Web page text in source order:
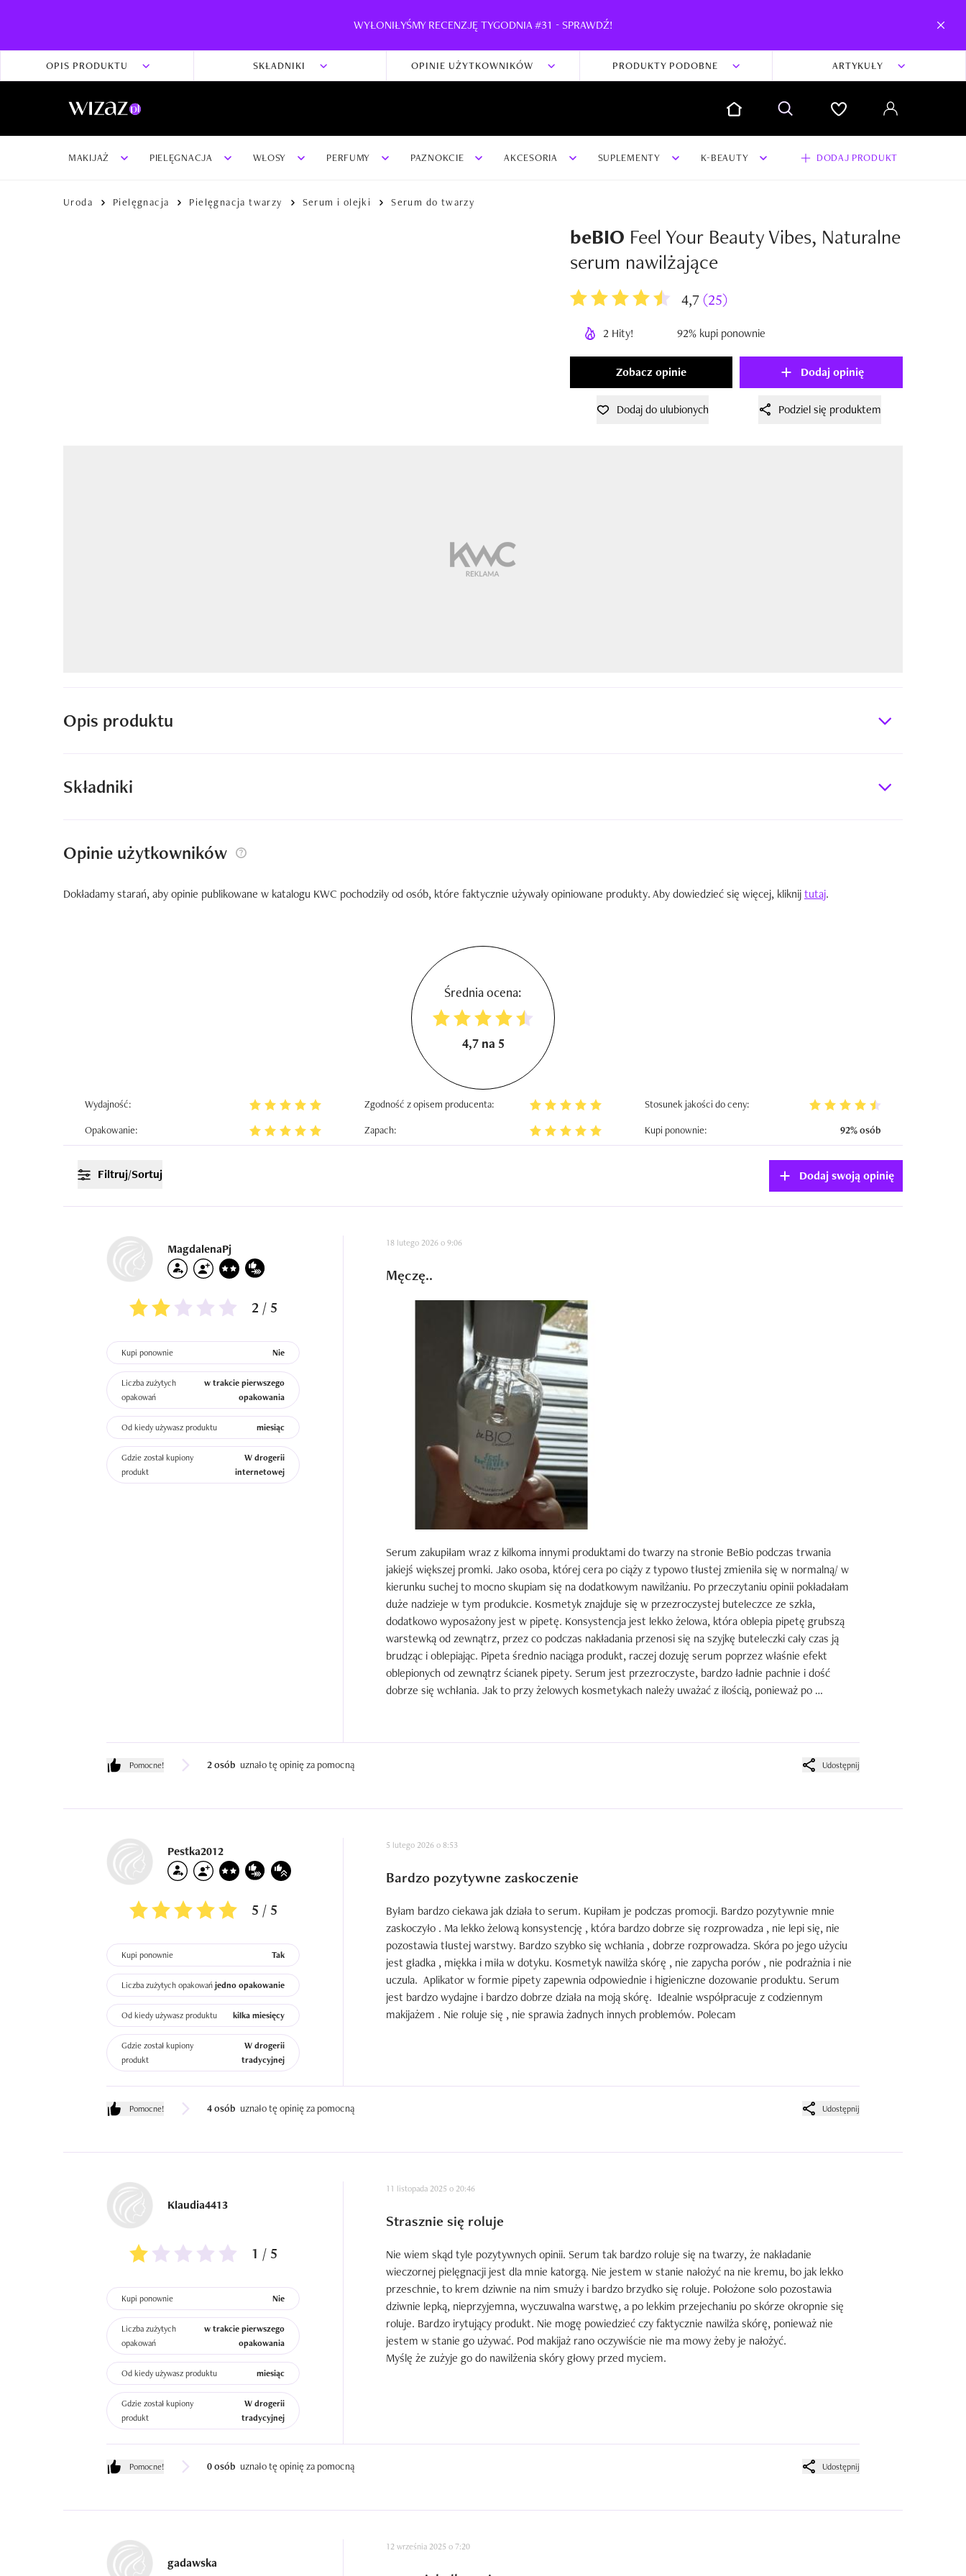
WYŁONIŁYŚMY RECENZJĘ TYGODNIA #31 - SPRAWDŹ!
OPIS PRODUKTU SKŁADNIKI OPINIE UŻYTKOWNIKÓW PRODUKTY PODOBNE ARTYKUŁY
MAKIJAŻ PIELĘGNACJA WŁOSY PERFUMY PAZNOKCIE AKCESORIA SUPLEMENTY K-BEAUTY DODAJ PRODUKT
Uroda Pielęgnacja Pielęgnacja twarzy Serum i olejki Serum do twarzy
dodaj swoją opinię i zdjęcia do produktu
beBIO Feel Your Beauty Vibes, Naturalne
serum nawilżające
4,7(25)
2 Hity! 92% kupi ponownie
Zobacz opinie Dodaj opinię
Dodaj do ulubionych Podziel się produktem
Opis produktu
Składniki
Opinie użytkowników
Dokładamy starań, aby opinie publikowane w katalogu KWC pochodziły od osób, które faktycznie używały opiniowane produkty. Aby dowiedzieć się więcej, kliknijtutaj.
Średnia ocena:
4,7 na 5
Wydajność: Zgodność z opisem producenta:
Stosunek jakości do ceny:
Opakowanie:
Zapach: Kupi ponownie: 92% osób
Dodaj swoją opinię
Filtruj/Sortuj
MagdalenaPj
2 / 5
Kupi ponownie Nie
Liczba zużytych
opakowań
w trakcie pierwszego
opakowania
Od kiedy używasz produktu miesiąc
Gdzie został kupiony
produkt
W drogerii
internetowej
18 lutego 2026 o 9:06
Męczę..
Serum zakupiłam wraz z kilkoma innymi produktami do twarzy na stronie BeBio podczas trwania
jakiejś większej promki. Jako osoba, której cera po ciąży z typowo tłustej zmieniła się w normalną/ w
kierunku suchej to mocno skupiam się na dodatkowym nawilżaniu. Po przeczytaniu opinii pokładałam
duże nadzieje w tym produkcie. Kosmetyk znajduje się w przezroczystej buteleczce ze szkła,
dodatkowo wyposażony jest w pipetę. Konsystencja jest lekko żelowa, która oblepia pipetę grubszą
warstewką od zewnątrz, przez co podczas nakładania przenosi się na szyjkę buteleczki cały czas ją
brudząc i oblepiając. Pipeta średnio naciąga produkt, raczej dozuję serum poprzez właśnie efekt
oblepionych od zewnątrz ścianek pipety. Serum jest przezroczyste, bardzo ładnie pachnie i dość
dobrze się wchłania. Jak to przy żelowych kosmetykach należy uważać z ilością, ponieważ po
kremem. Używam produktu już ponad miesiąc 2x na dzień: jak na złość jest on na tyle wydajny, że nie
chce się skończyć. Niestety ja się z nim męczę i pomimo ładnego zapachu nie odczuwam żadnego
komfortu, jaki powinna dać tego typu pielęgnacja. Najprawdopodobniej skończy się na tym, że go po
Pomocne! 2 osób uznało tę opinię za pomocną Udostępnij
Pestka2012
5 / 5
Kupi ponownie Tak
Liczba zużytych opakowań jedno opakowanie
Od kiedy używasz produktu kilka miesięcy
Gdzie został kupiony
produkt
W drogerii
tradycyjnej
5 lutego 2026 o 8:53
Bardzo pozytywne zaskoczenie
Byłam bardzo ciekawa jak działa to serum. Kupiłam je podczas promocji. Bardzo pozytywnie mnie
zaskoczyło . Ma lekko żelową konsystencję , która bardzo dobrze się rozprowadza , nie lepi się, nie
pozostawia tłustej warstwy. Bardzo szybko się wchłania , dobrze rozprowadza. Skóra po jego użyciu
jest gładka , miękka i miła w dotyku. Kosmetyk nawilża skórę , nie zapycha porów , nie podrażnia i nie
uczula.  Aplikator w formie pipety zapewnia odpowiednie i higieniczne dozowanie produktu. Serum
jest bardzo wydajne i bardzo dobrze działa na moją skórę.  Idealnie współpracuje z codziennym
makijażem . Nie roluje się , nie sprawia żadnych innych problemów. Polecam
Pomocne! 4 osób uznało tę opinię za pomocną Udostępnij
Klaudia4413
1 / 5
Kupi ponownie Nie
Liczba zużytych
opakowań
w trakcie pierwszego
opakowania
Od kiedy używasz produktu miesiąc
Gdzie został kupiony
produkt
W drogerii
tradycyjnej
11 listopada 2025 o 20:46
Strasznie się roluje
Nie wiem skąd tyle pozytywnych opinii. Serum tak bardzo roluje się na twarzy, że nakładanie
wieczornej pielęgnacji jest dla mnie katorgą. Nie jestem w stanie nałożyć na nie kremu, bo jak lekko
przeschnie, to krem dziwnie na nim smuży i bardzo brzydko się roluje. Położone solo pozostawia
dziwnie lepką, nieprzyjemna, wyczuwalna warstwę, a po lekkim przejechaniu po skórze okropnie się
roluje. Bardzo irytujący produkt. Nie mogę powiedzieć czy faktycznie nawilża skórę, ponieważ nie
jestem w stanie go używać. Pod makijaż rano oczywiście nie ma mowy żeby je nałożyć.
Myślę że zużyje go do nawilżenia skóry głowy przed myciem.
Pomocne! 0 osób uznało tę opinię za pomocną Udostępnij
gadawska
12 września 2025 o 7:20